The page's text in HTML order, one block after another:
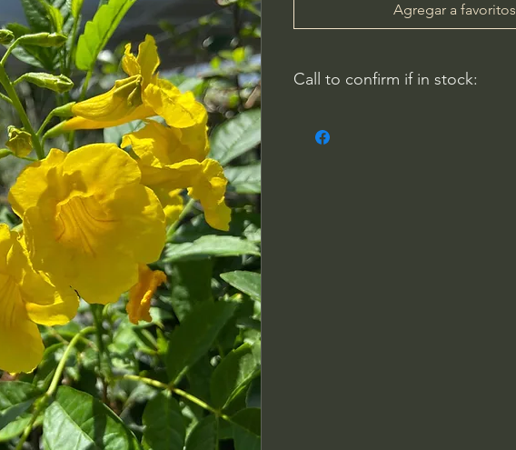
Agregar a favoritos
Call to confirm if in stock:
Riverside County